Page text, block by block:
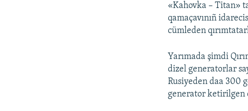
«Kahovka – Titan»
qamaçavınıñ
cümleden
Yarımada şimdi
dizel generatorlar
Rusiyeden daa 300
generator ketirilgen